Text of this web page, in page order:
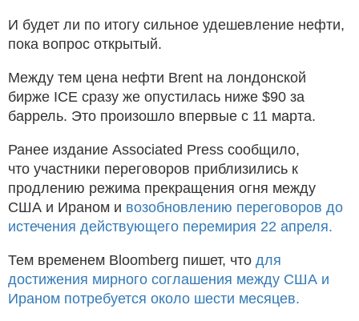
И будет ли по итогу сильное удешевление нефти,
пока вопрос открытый.
Между тем цена нефти Brent на лондонской
бирже ICE сразу же опустилась ниже $90 за
баррель. Это произошло впервые с 11 марта.
Ранее издание Associated Press сообщило,
что участники переговоров приблизились к
продлению режима прекращения огня между
США и Ираном и возобновлению переговоров до
истечения действующего перемирия 22 апреля.
Тем временем Bloomberg пишет, что для
достижения мирного соглашения между США и
Ираном потребуется около шести месяцев.